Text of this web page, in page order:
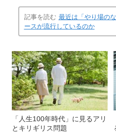
記事を読む 最近は「やり場の
ースが流行しているのか
「人生100年時代」に見るアリ
とキリギリス問題